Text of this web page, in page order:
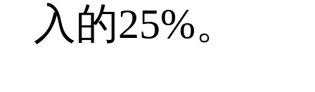
入的25%。